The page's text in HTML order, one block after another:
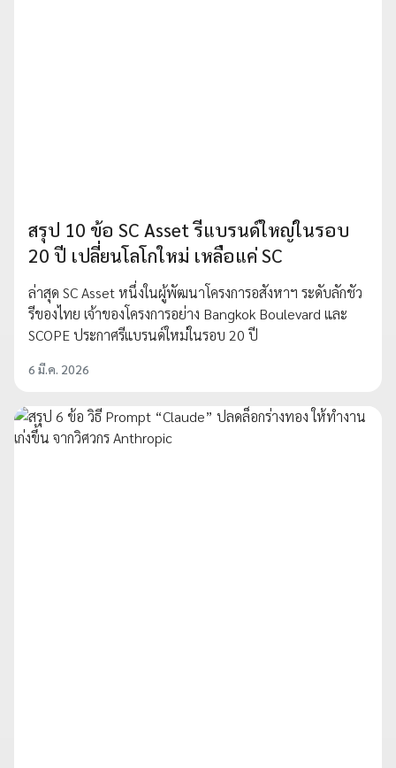
สรุป 10 ข้อ SC Asset รีแบรนด์ใหญ่ในรอบ
20 ปี เปลี่ยนโลโกใหม่ เหลือแค่ SC
ล่าสุด SC Asset หนึ่งในผู้พัฒนาโครงการอสังหาฯ ระดับลักชัว
รีของไทย เจ้าของโครงการอย่าง Bangkok Boulevard และ
SCOPE ประกาศรีแบรนด์ใหม่ในรอบ 20 ปี
6 มี.ค. 2026